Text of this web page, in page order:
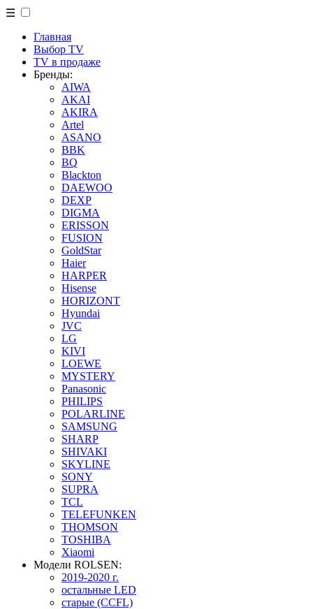
☰
Главная
Выбор TV
TV в продаже
Бренды:
AIWA
AKAI
AKIRA
Artel
ASANO
BBK
BQ
Blackton
DAEWOO
DEXP
DIGMA
ERISSON
FUSION
GoldStar
Haier
HARPER
Hisense
HORIZONT
Hyundai
JVC
LG
KIVI
LOEWE
MYSTERY
Panasonic
PHILIPS
POLARLINE
SAMSUNG
SHARP
SHIVAKI
SKYLINE
SONY
SUPRA
TCL
TELEFUNKEN
THOMSON
TOSHIBA
Xiaomi
Модели ROLSEN:
2019-2020 г.
остальные LED
старые (CCFL)